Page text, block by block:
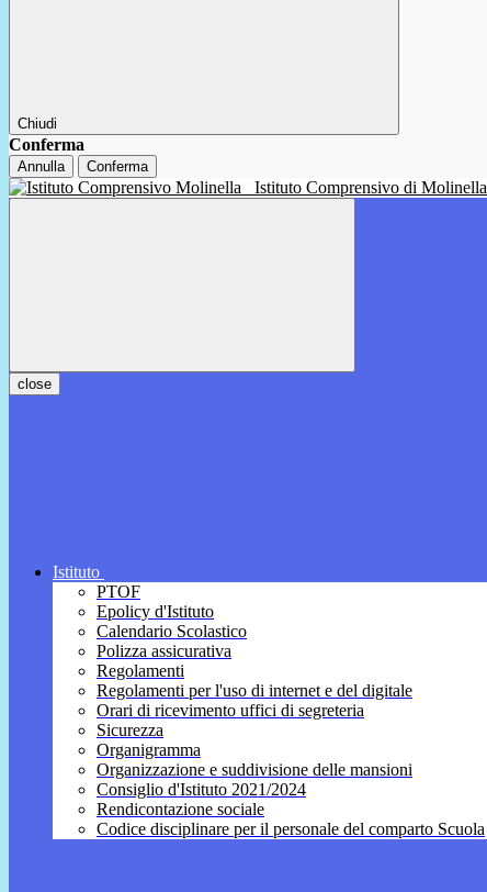
Chiudi
Conferma
Annulla Conferma
Istituto Comprensivo di Molinella
close
Istituto
PTOF
Epolicy d'Istituto
Calendario Scolastico
Polizza assicurativa
Regolamenti
Regolamenti per l'uso di internet e del digitale
Orari di ricevimento uffici di segreteria
Sicurezza
Organigramma
Organizzazione e suddivisione delle mansioni
Consiglio d'Istituto 2021/2024
Rendicontazione sociale
Codice disciplinare per il personale del comparto Scuola